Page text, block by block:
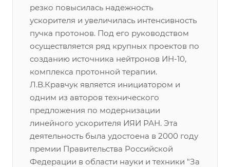
резко повысилась надежность
ускорителя и увеличилась интенсивность
пучка протонов. Под его руководством
осуществляется ряд крупных проектов по
созданию источника нейтронов ИН-10,
комплекса протонной терапии.
Л.В.Кравчук является инициатором и
одним из авторов технического
предложения по модернизации
линейного ускорителя ИЯИ РАН. Эта
деятельность была удостоена в 2000 году
премии Правительства Российской
Федерации в области науки и техники "За